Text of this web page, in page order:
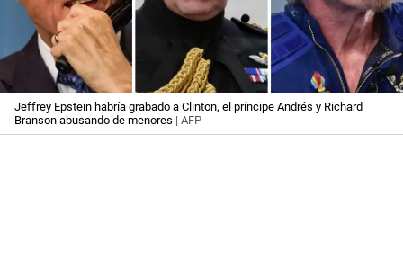
Jeffrey Epstein habría grabado a Clinton, el príncipe Andrés y Richard
Branson abusando de menores | AFP